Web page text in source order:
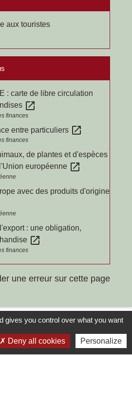
aux touristes
: carte de libre circulation
open_in_new
finances
entre particuliers open_in_new
finances
de plantes et d'espèces
européenne open_in_new
avec des produits d'origine
: une obligation,
open_in_new
finances
une erreur sur cette page
gives you control over what you want
Deny all cookies Personalize